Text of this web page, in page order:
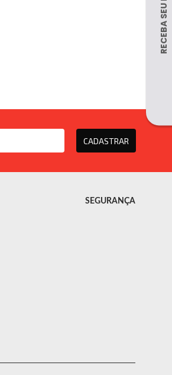
CADASTRAR
SEGURANÇA